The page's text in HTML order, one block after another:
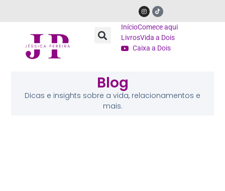
InícioComece aqui
LivrosVida a Dois
Caixa a Dois
Blog
Dicas e insights sobre a vida, relacionamentos e
mais.